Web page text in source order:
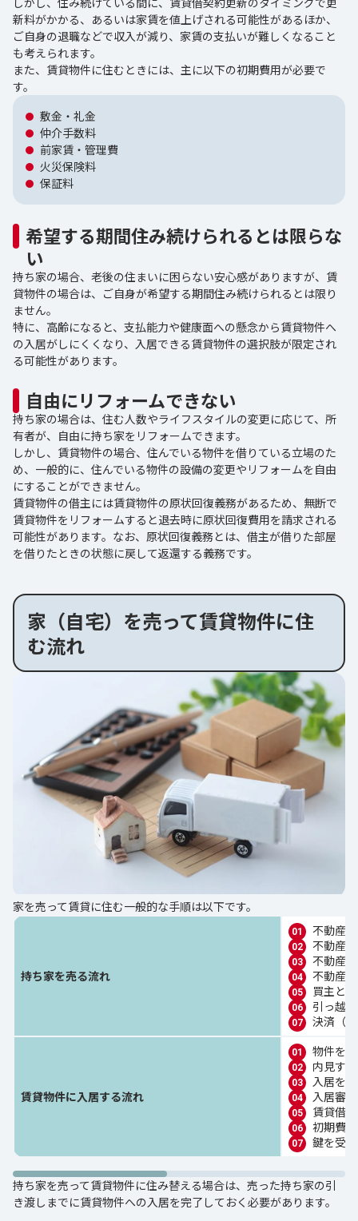
新料がかかる、あるいは家賃を値上げされる可能性があるほか、
ご自身の退職などで収入が減り、家賃の支払いが難しくなること
も考えられます。
また、賃貸物件に住むときには、主に以下の初期費用が必要で
す。
敷金・礼金
仲介手数料
前家賃・管理費
火災保険料
保証料
希望する期間住み続けられるとは限らな
い
持ち家の場合、老後の住まいに困らない安心感がありますが、賃
貸物件の場合は、ご自身が希望する期間住み続けられるとは限り
ません。
特に、高齢になると、支払能力や健康面への懸念から賃貸物件へ
の入居がしにくくなり、入居できる賃貸物件の選択肢が限定され
る可能性があります。
自由にリフォームできない
持ち家の場合は、住む人数やライフスタイルの変更に応じて、所
有者が、自由に持ち家をリフォームできます。
しかし、賃貸物件の場合、住んでいる物件を借りている立場のた
め、一般的に、住んでいる物件の設備の変更やリフォームを自由
にすることができません。
賃貸物件の借主には賃貸物件の原状回復義務があるため、無断で
賃貸物件をリフォームすると退去時に原状回復費用を請求される
可能性があります。なお、原状回復義務とは、借主が借りた部屋
を借りたときの状態に戻して返還する義務です。
家（自宅）を売って賃貸物件に住
む流れ
家を売って賃貸に住む一般的な手順は以下です。
持ち家を売る流れ
不動産
不動産
不動産
不動産
買主と
引っ越
決済（
賃貸物件に入居する流れ
物件を
内見する
入居を
入居審
賃貸借
初期費
鍵を受
持ち家を売って賃貸物件に住み替える場合は、売った持ち家の引
き渡しまでに賃貸物件への入居を完了しておく必要があります。